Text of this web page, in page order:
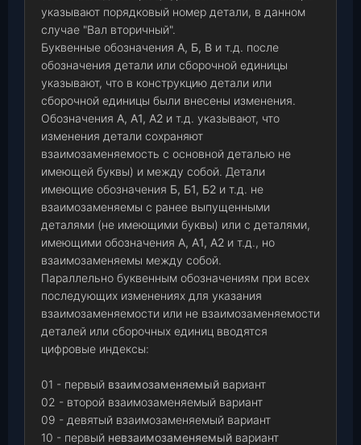
указывают порядковый номер детали, в данном
случае "Вал вторичный".
Буквенные обозначения А, Б, В и т.д. после
обозначения детали или сборочной единицы
указывают, что в конструкцию детали или
сборочной единицы были внесены изменения.
Обозначения А, А1, А2 и т.д. указывают, что
изменения детали сохраняют
взаимозаменяемость с основной деталью не
имеющей буквы) и между собой. Детали
имеющие обозначения Б, Б1, Б2 и т.д. не
взаимозаменяемы с ранее выпущенными
деталями (не имеющими буквы) или с деталями,
имеющими обозначения А, А1, А2 и т.д., но
взаимозаменяемы между собой.
Параллельно буквенным обозначениям при всех
последующих изменениях для указания
взаимозаменяемости или не взаимозаменяемости
деталей или сборочных единиц вводятся
цифровые индексы:
01 - первый взаимозаменяемый вариант
02 - второй взаимозаменяемый вариант
09 - девятый взаимозаменяемый вариант
10 - первый невзаимозаменяемый вариант